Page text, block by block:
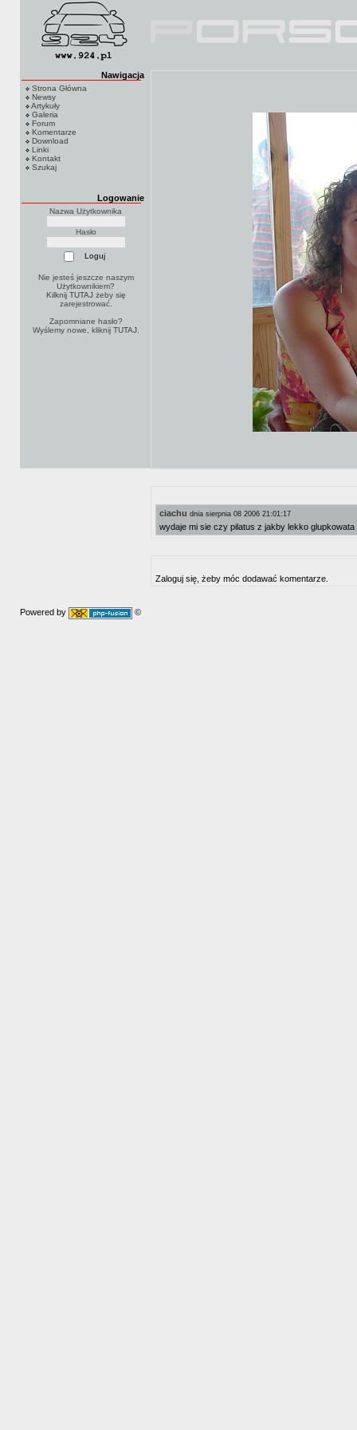
Nawigacja
Strona Główna
Newsy
Artykuły
Galeria
Forum
Komentarze
Download
Linki
Kontakt
Szukaj
Logowanie
Nazwa Użytkownika
Hasło
Nie jesteś jeszcze naszym
Użytkownikiem?
Kilknij TUTAJżeby się
zarejestrować.
Zapomniane hasło?
Wyślemy nowe, kliknij TUTAJ.
ciachu dnia sierpnia 08 2006 21:01:17
wydaje mi sie czy pilatus z jakby lekko
Zaloguj się, żeby móc dodawać komentarze.
Powered by ©